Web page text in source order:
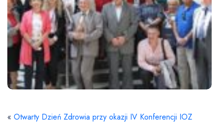
« Otwarty Dzień Zdrowia przy okazji IV Konferencji IOZ